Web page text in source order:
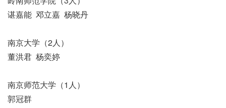
谌嘉能 邓立嘉 杨晓丹
南京大学（2人）
董洪君 杨奕婷
南京师范大学（1人）
郭冠群